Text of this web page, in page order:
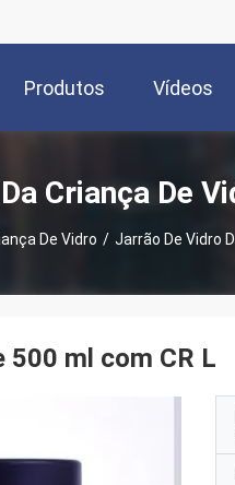
Produtos Vídeos
Criança De
De Vidro / Jarrão De Vidro
500 ml com CR L